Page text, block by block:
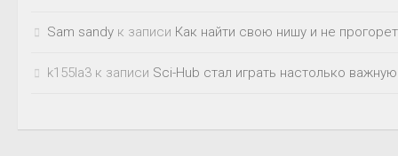
Sam sandy к записи Как найти свою нишу и не
k155la3 к записи Sci-Hub стал играть настолько